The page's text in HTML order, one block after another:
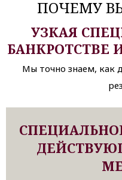
ПОЧЕМУ
УЗКАЯ
Мы точно знаем, как